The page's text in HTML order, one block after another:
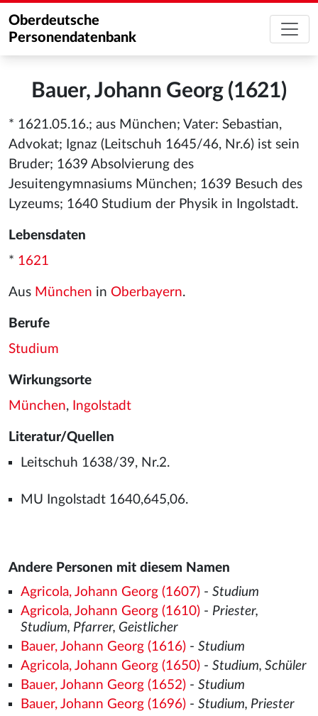
Oberdeutsche
Personendatenbank
Bauer, Johann Georg (1621)
* 1621.05.16.; aus München; Vater: Sebastian,
Advokat; Ignaz (Leitschuh 1645/46, Nr.6) ist sein
Bruder; 1639 Absolvierung des
Jesuitengymnasiums München; 1639 Besuch des
Lyzeums; 1640 Studium der Physik in Ingolstadt.
Lebensdaten
* 1621
Aus München in Oberbayern.
Berufe
Studium
Wirkungsorte
München, Ingolstadt
Literatur/Quellen
Leitschuh 1638/39, Nr.2.
MU Ingolstadt 1640,645,06.
Andere Personen mit diesem Namen
Agricola, Johann Georg (1607)- Studium
Agricola, Johann Georg (1610)- Priester,
Studium, Pfarrer, Geistlicher
Bauer, Johann Georg (1616)- Studium
Agricola, Johann Georg (1650)- Studium, Schüler
Bauer, Johann Georg (1652)- Studium
Bauer, Johann Georg (1696)- Studium, Priester